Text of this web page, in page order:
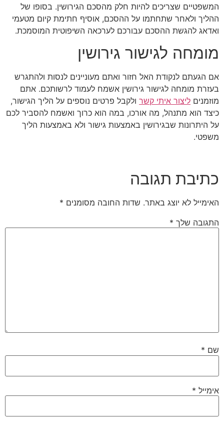
המשפטיים שצריכים להיות חלק מהסכם הגירושין. בסופו של
ההליך ולאחר שתחתמו על ההסכם, אוסיף חתימת קיום מטעמי
ואדאג להגשת ההסכם עבורכם לערכאה השיפוטית המוסמכת.
מומחה לגישור גירושין
אם הגעתם לנקודת האל חזור ואתם מעוניינים לנסות ולהתגרש
בעזרת מומחה לגישור גירושין אשמח לעמוד לרשותכם. אתם
מוזמנים ליצור איתי קשר ולקבל פרטים נוספים על הליך הגישור,
כיצד הוא מתנהל, מה אורכו, במה הוא כרוך ואשמח להסביר לכם
על היתרונות שבגירושין באמצעות גישור ולא באמצעות הליך
משפטי.
כתיבת תגובה
האימייל לא יוצג באתר. שדות החובה מסומנים *
התגובה שלך *
שם *
אימייל *